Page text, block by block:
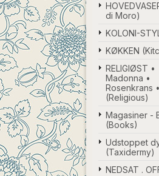
di Moro)
KOLONI-
KØKKEN
RELIGIØST •
Madonna •
Rosenkrans
(Religious)
Magasiner -
(Books)
Udstoppet
(Taxidermy)
NEDSAT .